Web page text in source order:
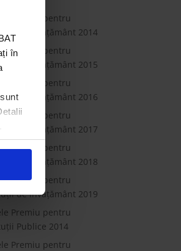
în
Premiu pentru
de Învățământ 2014
Premiu pentru
de Învățământ 2015
Premiu pentru
de Învățământ 2016
Premiu pentru
de Învățământ 2017
Premiu pentru
de Învățământ 2018
Premiu pentru
de învățământ 2019
Premiu pentru
Publice 2014
Premiu pentru